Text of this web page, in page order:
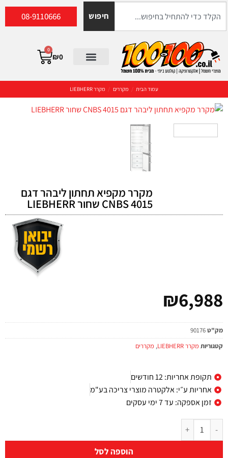
חיפוש 08-9110666
₪0
0
עמוד הבית / מקררים / מקרר LIEBHERR
מקרר מקפיא תחתון ליבהר דגם
CNBS 4015 שחור LIEBHERR
₪6,988
מק"ט90176
קטגוריות מקרר LIEBHERR , מקררים
תקופת אחריות: 12 חודשים
אחריות ע״י: אלקטרה מוצרי צריכה בע"מ
זמן אספקה: עד 7 ימי עסקים
הוספה לסל